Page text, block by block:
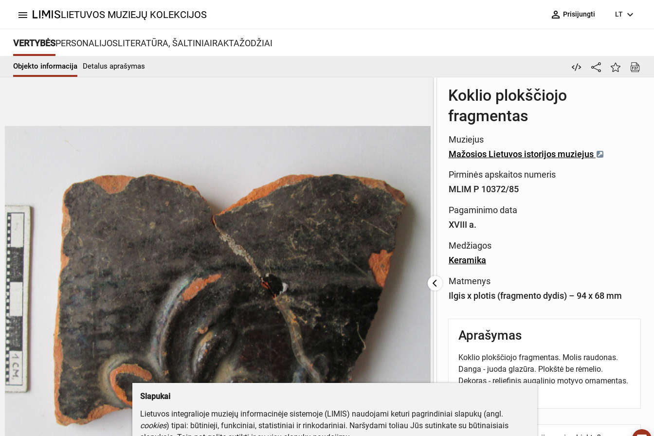
menu LIETUVOS MUZIEJŲ KOLEKCIJOS person_outline Prisijungti LT expand_more
VERTYBĖSPERSONALIJOSLITERATŪRA, ŠALTINIAIRAKTAŽODŽIAI
Objekto informacija Detalus aprašymas
Koklio plokščiojo
fragmentas
Muziejus
Mažosios Lietuvos istorijos muziejus
Pirminės apskaitos numeris
MLIM P 10372/85
Pagaminimo data
XVIII a.
Medžiagos
Keramika
Matmenys
Ilgis x plotis (fragmento dydis) – 94 x 68 mm
Aprašymas
Koklio plokščiojo fragmentas. Molis raudonas.
Danga - juoda glazūra. Plokštė be rėmelio.
Dekoras - reljefinis augalinio motyvo ornamentas.
Slapukai
Lietuvos integralioje muziejų informacinėje sistemoje (LIMIS) naudojami keturi pagrindiniai slapukų (angl.
cookies) tipai: būtinieji, funkciniai, statistiniai ir rinkodariniai. Naršydami toliau Jūs sutinkate su būtinaisiais